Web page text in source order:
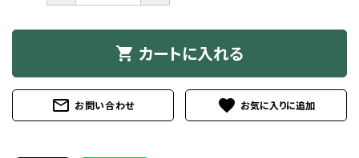
shopping_cart カートに入れる
mail_outline お問い合わせ favorite